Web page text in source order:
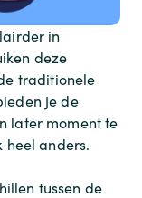
in
deze
traditionele
je de
later moment te
heel anders.
tussen de